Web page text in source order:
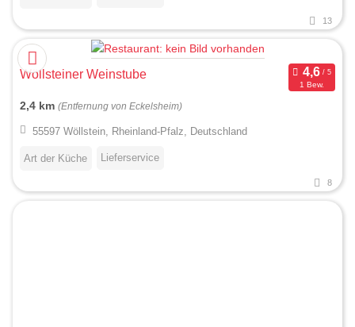
13
Wöllsteiner Weinstube
1 Bew.
2,4 km (Entfernung von Eckelsheim)
55597 Wöllstein, Rheinland-Pfalz, Deutschland
Art der Küche Lieferservice
8